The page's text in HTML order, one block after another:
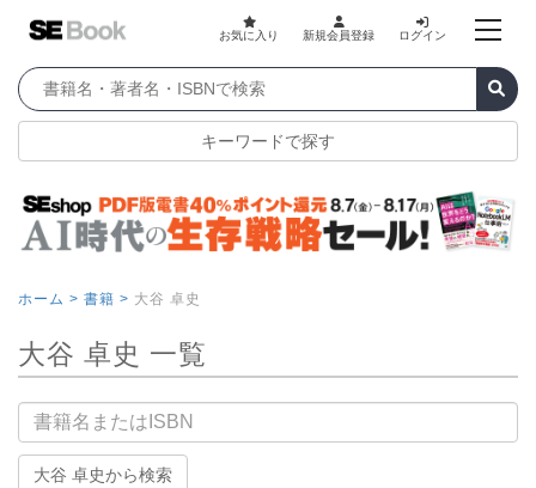
お気に入り 新規会員登録 ログイン
キーワードで探す
ホーム > 書籍 > 大谷 卓史
大谷 卓史 一覧
書籍名
大谷 卓史から検索